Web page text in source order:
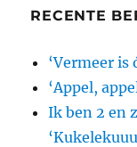
RECENTE
‘Vermeer is
‘Appel,
Ik ben 2 en